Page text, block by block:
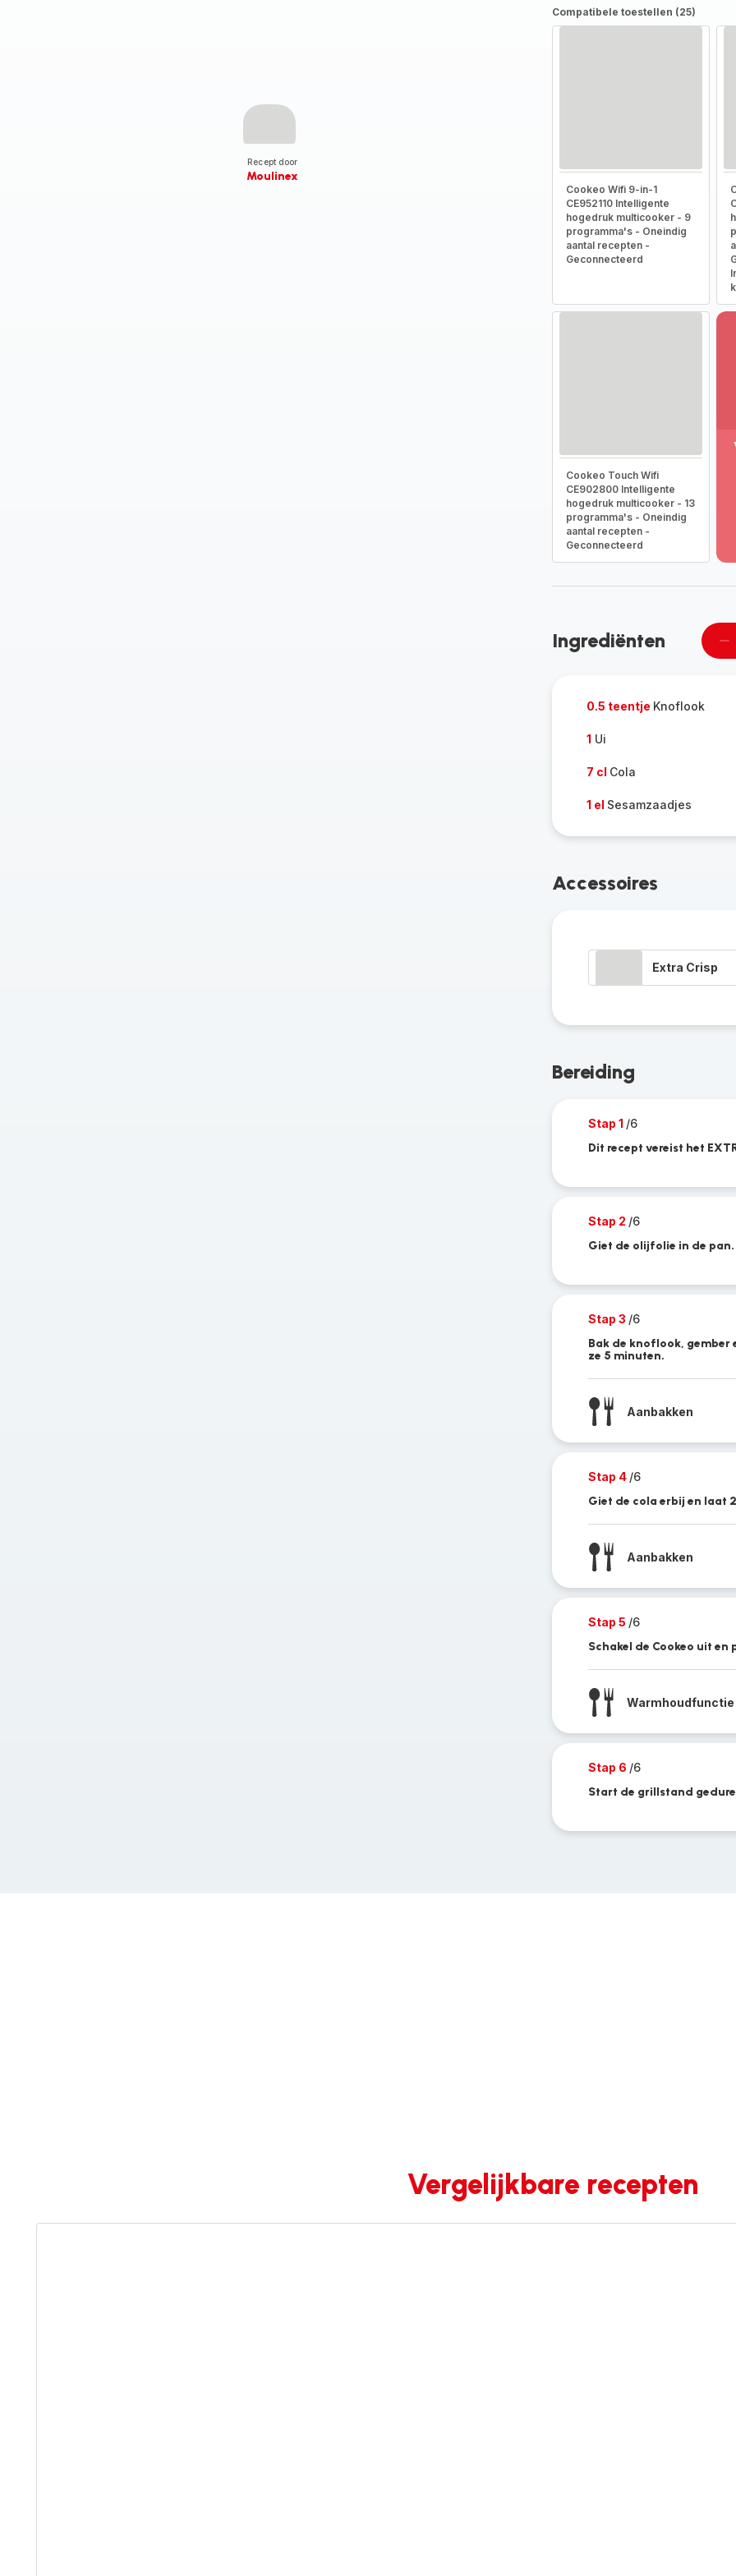
Recept door
Moulinex
Compatibele toestellen (25)
Cookeo Wifi 9-in-1
CE952110 Intelligente
hogedruk multicooker - 9
programma's - Oneindig
aantal recepten -
Geconnecteerd
Cookeo Touch Wifi
CE902800 Intelligente
hogedruk multicooker - 13
programma's - Oneindig
aantal recepten -
Geconnecteerd
Ingrediënten
0.5 teentje Knoflook
1 Ui
7 cl Cola
1 el Sesamzaadjes
Accessoires
Extra Crisp
Bereiding
Stap 1 /6
Dit recept vereist het
Stap 2 /6
Giet de olijfolie in de pan.
Stap 3 /6
Bak de knoflook, gember
ze 5 minuten.
Aanbakken
Stap 4 /6
Giet de cola erbij en laat
Aanbakken
Stap 5 /6
Schakel de Cookeo uit en
Warmhoudfunctie
Stap 6 /6
Start de grillstand
Vergelijkbare recepten